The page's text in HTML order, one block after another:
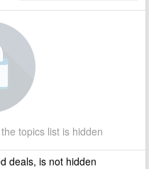
topics list is hidden
deals, is not hidden